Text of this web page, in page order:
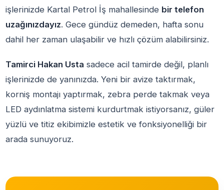
işlerinizde Kartal Petrol İş mahallesinde bir telefon
uzağınızdayız. Gece gündüz demeden, hafta sonu
dahil her zaman ulaşabilir ve hızlı çözüm alabilirsiniz.
Tamirci Hakan Usta sadece acil tamirde değil, planlı
işlerinizde de yanınızda. Yeni bir avize taktırmak,
korniş montajı yaptırmak, zebra perde takmak veya
LED aydınlatma sistemi kurdurtmak istiyorsanız, güler
yüzlü ve titiz ekibimizle estetik ve fonksiyonelliği bir
arada sunuyoruz.